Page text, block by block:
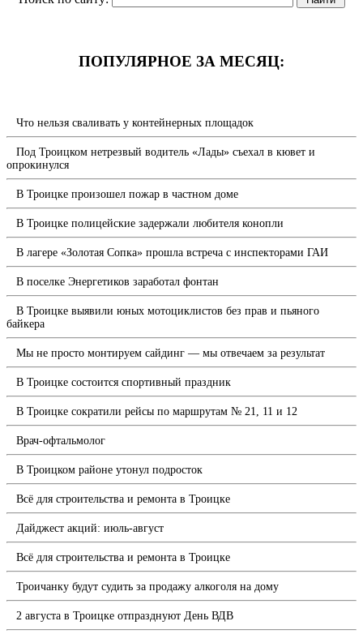
ПОПУЛЯРНОЕ ЗА МЕСЯЦ:
Что нельзя сваливать у контейнерных площадок
Под Троицком нетрезвый водитель «Лады» съехал в кювет и
опрокинулся
В Троицке произошел пожар в частном доме
В Троицке полицейские задержали любителя конопли
В лагере «Золотая Сопка» прошла встреча с инспекторами ГАИ
В поселке Энергетиков заработал фонтан
В Троицке выявили юных мотоциклистов без прав и пьяного
байкера
Мы не просто монтируем сайдинг — мы отвечаем за результат
В Троицке состоится спортивный праздник
В Троицке сократили рейсы по маршрутам № 21, 11 и 12
Врач-офтальмолог
В Троицком районе утонул подросток
Всё для строительства и ремонта в Троицке
Дайджест акций: июль-август
Всё для строительства и ремонта в Троицке
Троичанку будут судить за продажу алкоголя на дому
2 августа в Троицке отпразднуют День ВДВ